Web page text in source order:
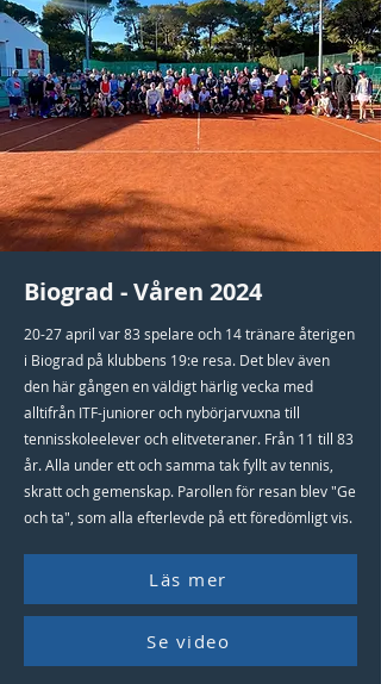
Biograd - Våren 2024
20-27 april var 83 spelare och 14 tränare återigen
i Biograd på klubbens 19:e resa. Det blev även
den här gången en väldigt härlig vecka med
alltifrån ITF-juniorer och nybörjarvuxna till
tennisskoleelever och elitveteraner. Från 11 till 83
år. Alla under ett och samma tak fyllt av tennis,
skratt och gemenskap. Parollen för resan blev "Ge
och ta", som alla efterlevde på ett föredömligt vis.
Läs mer
Se video